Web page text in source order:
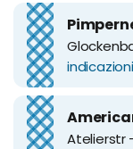
indicazioni
Atelierstr